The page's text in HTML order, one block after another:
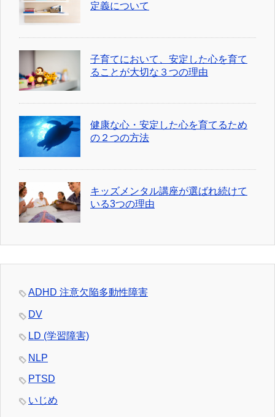
定義について
子育てにおいて、安定した心を育て
ることが大切な３つの理由
健康な心・安定した心を育てるため
の２つの方法
キッズメンタル講座が選ばれ続けて
いる3つの理由
ADHD 注意欠陥多動性障害
DV
LD (学習障害)
NLP
PTSD
いじめ